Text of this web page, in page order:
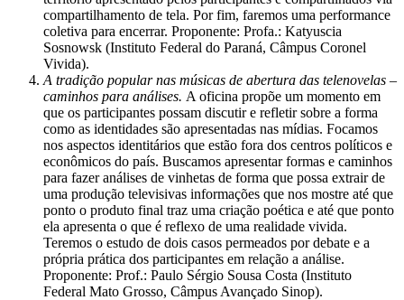
compartilhamento de tela. Por fim, faremos uma performance
coletiva para encerrar. Proponente: Profa.: Katyuscia
Sosnowsk (Instituto Federal do Paraná, Câmpus Coronel
Vivida).
A tradição popular nas músicas de abertura das telenovelas –
caminhos para análises. A oficina propõe um momento em
que os participantes possam discutir e refletir sobre a forma
como as identidades são apresentadas nas mídias. Focamos
nos aspectos identitários que estão fora dos centros políticos e
econômicos do país. Buscamos apresentar formas e caminhos
para fazer análises de vinhetas de forma que possa extrair de
uma produção televisivas informações que nos mostre até que
ponto o produto final traz uma criação poética e até que ponto
ela apresenta o que é reflexo de uma realidade vivida.
Teremos o estudo de dois casos permeados por debate e a
própria prática dos participantes em relação a análise.
Proponente: Prof.: Paulo Sérgio Sousa Costa (Instituto
Federal Mato Grosso, Câmpus Avançado Sinop).